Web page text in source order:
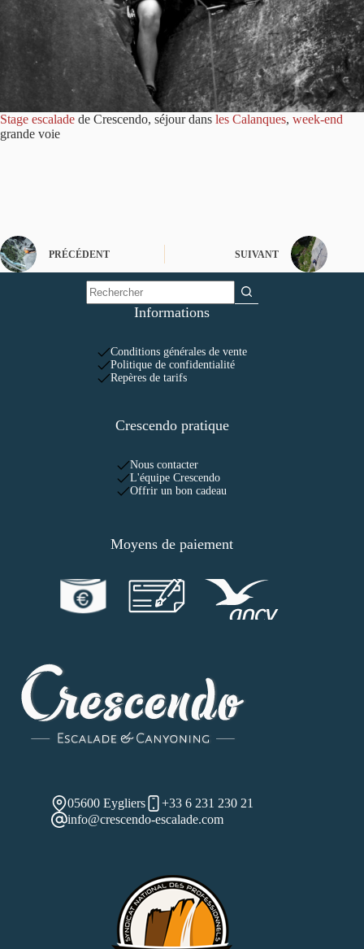
Stage escalade de Crescendo, séjour dans les Calanques, week-end
grande voie
PRÉCÉDENT SUIVANT
Informations
Conditions générales de vente
Politique de confidentialité
Repères de tarifs
Crescendo pratique
Nous contacter
L'équipe Crescendo
Offrir un bon cadeau
Moyens de paiement
05600 Eygliers
+33 6 231 230 21
info@crescendo-escalade.com